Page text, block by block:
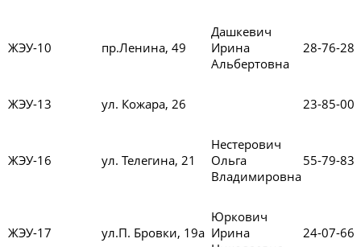
ЖЭУ-10 пр.Ленина, 49
Дашкевич
Ирина
Альбертовна
28-76-28
ЖЭУ-13 ул. Кожара, 26 23-85-00
ЖЭУ-16 ул. Телегина, 21
Нестерович
Ольга
Владимировна
55-79-83
ЖЭУ-17 ул.П. Бровки, 19а
Юркович
Ирина
24-07-66